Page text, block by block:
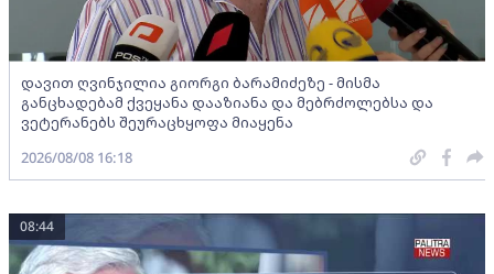
დავით ღვინჯილია გიორგი ბარამიძეზე - მისმა
განცხადებამ ქვეყანა დააზიანა და მებრძოლებსა და
ვეტერანებს შეურაცხყოფა მიაყენა
2026/08/08 16:18
08:44